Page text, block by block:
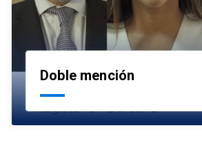
Doble mención